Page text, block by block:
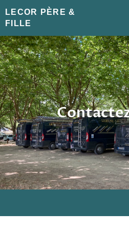
LECOR PÈRE &
FILLE